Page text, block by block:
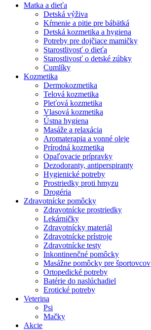
Matka a dieťa
Detská výživa
Kŕmenie a pitie pre bábätká
Detská kozmetika a hygiena
Potreby pre dojčiace mamičky
Starostlivosť o dieťa
Starostlivosť o detské zúbky
Cumlíky
Kozmetika
Dermokozmetika
Telová kozmetika
Pleťová kozmetika
Vlasová kozmetika
Ústna hygiena
Masáže a relaxácia
Aromaterapia a vonné oleje
Prírodná kozmetika
Opaľovacie prípravky
Dezodoranty, antiperspiranty
Hygienické potreby
Prostriedky proti hmyzu
Drogéria
Zdravotnícke pomôcky
Zdravotnícke prostriedky
Lekárničky
Zdravotnícky materiál
Zdravotnícke prístroje
Zdravotnícke testy
Inkontinenčné pomôcky
Masážne pomôcky pre športovcov
Ortopedické potreby
Batérie do naslúchadiel
Erotické potreby
Veterina
Psi
Mačky
Akcie